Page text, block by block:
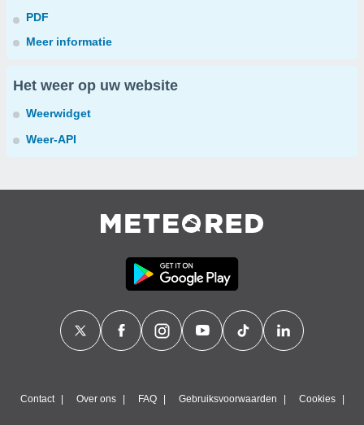
PDF
Meer informatie
Het weer op uw website
Weerwidget
Weer-API
Contact Over ons FAQ Gebruiksvoorwaarden Cookies